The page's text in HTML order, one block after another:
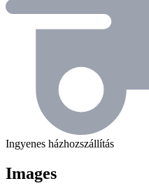
Ingyenes házhozszállítás
Images